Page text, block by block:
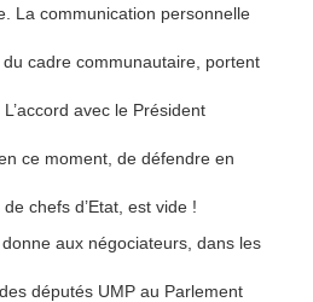
La communication personnelle
cadre communautaire, portent
avec le Président
ce moment, de défendre en
chefs d’Etat, est vide !
aux négociateurs, dans les
députés UMP au Parlement